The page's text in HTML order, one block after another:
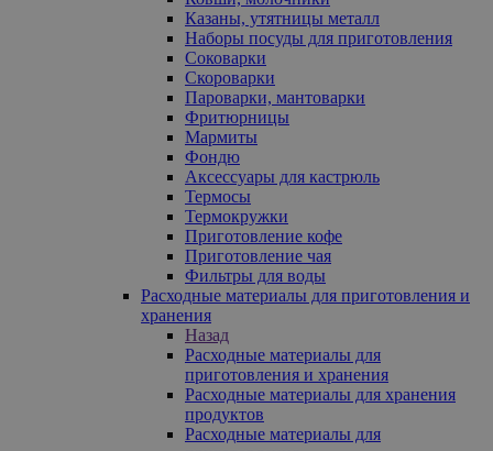
Казаны, утятницы металл
Наборы посуды для приготовления
Соковарки
Скороварки
Пароварки, мантоварки
Фритюрницы
Мармиты
Фондю
Аксессуары для кастрюль
Термосы
Термокружки
Приготовление кофе
Приготовление чая
Фильтры для воды
Расходные материалы для приготовления и
хранения
Назад
Расходные материалы для
приготовления и хранения
Расходные материалы для хранения
продуктов
Расходные материалы для